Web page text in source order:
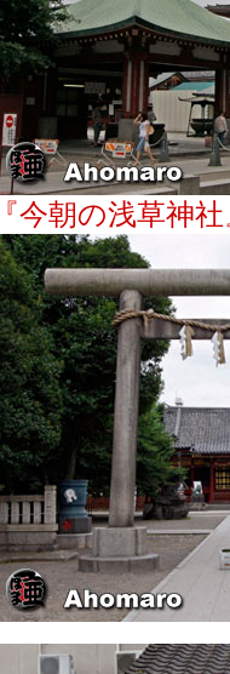
『今朝の浅草神